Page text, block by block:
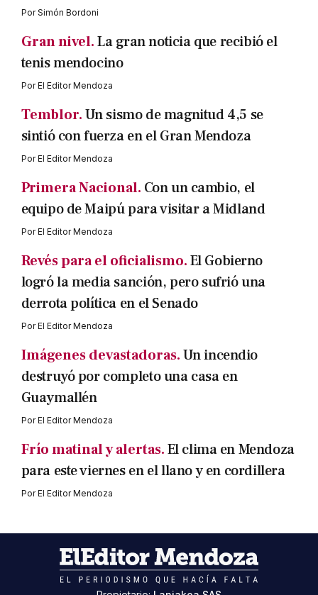
PorSimón Bordoni
Gran nivel.La gran noticia que recibió el
tenis mendocino
PorEl Editor Mendoza
Temblor.Un sismo de magnitud 4,5 se
sintió con fuerza en el Gran Mendoza
PorEl Editor Mendoza
Primera Nacional. Con un cambio, el
equipo de Maipú para visitar a Midland
PorEl Editor Mendoza
Revés para el oficialismo.El Gobierno
logró la media sanción, pero sufrió una
derrota política en el Senado
PorEl Editor Mendoza
Imágenes devastadoras.Un incendio
destruyó por completo una casa en
Guaymallén
PorEl Editor Mendoza
Frío matinal y alertas.El clima en Mendoza
para este viernes en el llano y en cordillera
PorEl Editor Mendoza